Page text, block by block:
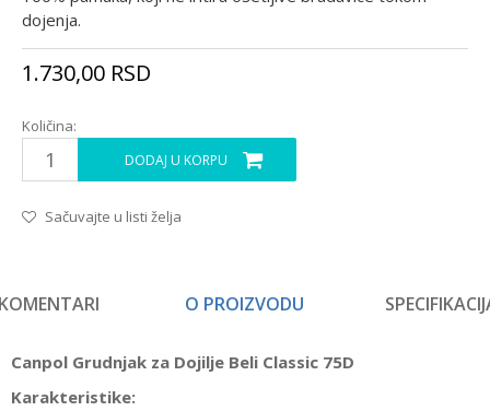
dojenja.
1.730,00 RSD
Količina:
DODAJ U KORPU
Sačuvajte u listi želja
O PROIZVODU
Canpol Grudnjak za Dojilje Beli Classic 75D
Karakteristike: